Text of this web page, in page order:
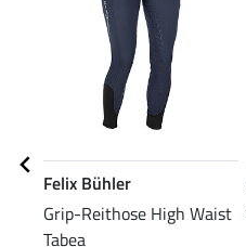
Felix Bühler
Grip-Reithose High Waist
Tabea